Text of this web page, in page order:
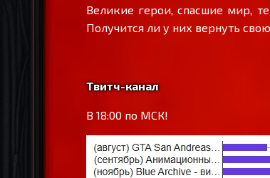
Великие герои, спасшие мир,
Получится ли у них вернуть
Твитч-канал
В 18:00 по МСК!